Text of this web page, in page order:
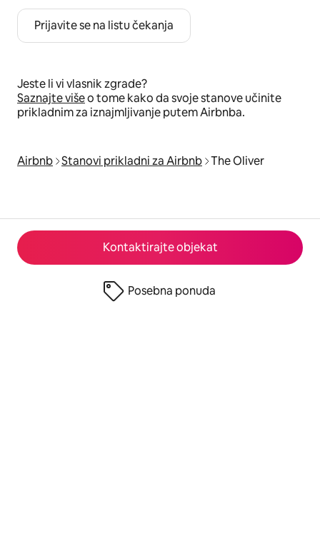
Kontaktirajte objekat
Posebna ponuda
Prijavite se na listu čekanja
Jeste li vi vlasnik zgrade?
Saznajte višeo tome kako da svoje stanove učinite
prikladnim za iznajmljivanje putem Airbnba.
Airbnb Stanovi prikladni za Airbnb The Oliver